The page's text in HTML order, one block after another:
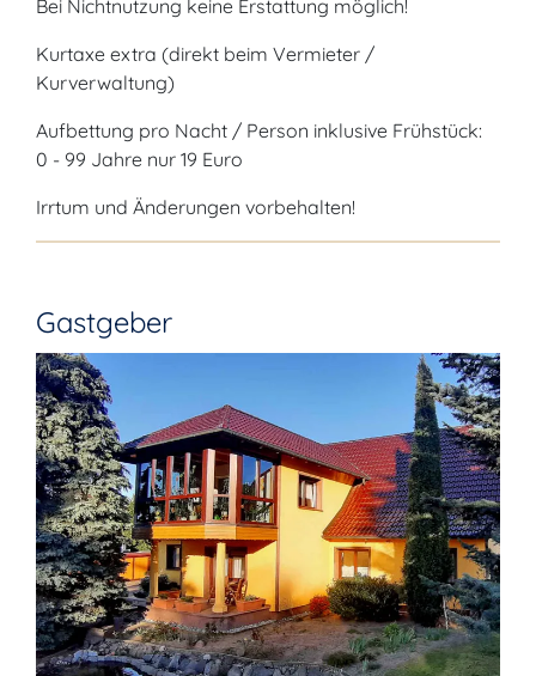
Bei Nichtnutzung keine Erstattung möglich!
Kurtaxe extra (direkt beim Vermieter /
Kurverwaltung)
Aufbettung pro Nacht / Person inklusive Frühstück:
0 - 99 Jahre nur 19 Euro
Irrtum und Änderungen vorbehalten!
Gastgeber